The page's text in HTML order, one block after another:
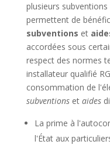
plusieurs
permettent de
subventions et
accordées sous
respect des normes
installateur qualifié
consommation de
subventionset aides
La prime à
l'État aux